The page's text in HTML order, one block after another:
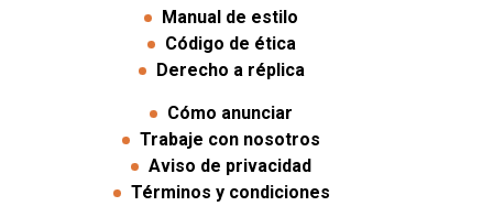
Manual de estilo
Código de ética
Derecho a réplica
Cómo anunciar
Trabaje con nosotros
Aviso de privacidad
Términos y condiciones